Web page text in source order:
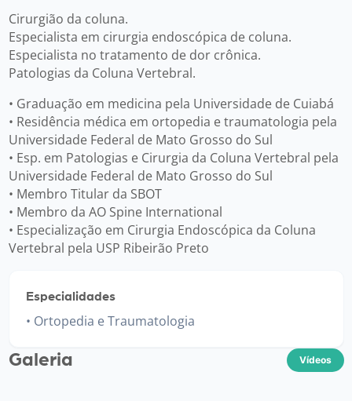
Cirurgião da coluna.
Especialista em cirurgia endoscópica de coluna.
Especialista no tratamento de dor crônica.
Patologias da Coluna Vertebral.
• Graduação em medicina pela Universidade de Cuiabá
• Residência médica em ortopedia e traumatologia pela
Universidade Federal de Mato Grosso do Sul
• Esp. em Patologias e Cirurgia da Coluna Vertebral pela
Universidade Federal de Mato Grosso do Sul
• Membro Titular da SBOT
• Membro da AO Spine International
• Especialização em Cirurgia Endoscópica da Coluna
Vertebral pela USP Ribeirão Preto
Especialidades
Ortopedia e Traumatologia
Galeria Vídeos